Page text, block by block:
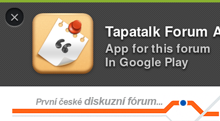
×
Tapatalk Forum
App for this forum
In Google Play